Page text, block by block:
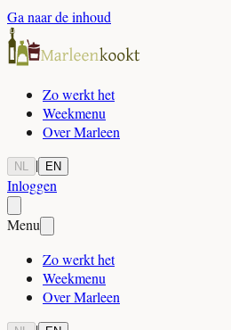
Ga naar de inhoud
Zo werkt het
Weekmenu
Over Marleen
NL | EN
Inloggen
Menu
Zo werkt het
Weekmenu
Over Marleen